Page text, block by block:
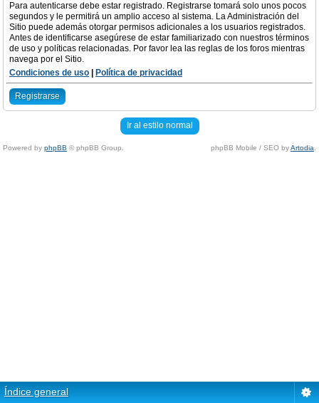
Para autenticarse debe estar registrado. Registrarse tomará solo unos pocos
segundos y le permitirá un amplio acceso al sistema. La Administración del
Sitio puede además otorgar permisos adicionales a los usuarios registrados.
Antes de identificarse asegúrese de estar familiarizado con nuestros términos
de uso y políticas relacionadas. Por favor lea las reglas de los foros mientras
navega por el Sitio.
Condiciones de uso
Política de privacidad
Registrarse
Ir al estilo normal
Powered by phpBB © phpBB Group. phpBB Mobile / SEO byArtodia
Índice general